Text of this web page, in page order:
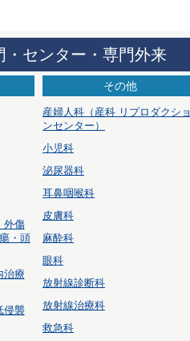
・センター・専門外来
外傷
・頭
治療
侵襲
その他
産婦人科 （産科 リプロダクショ
ンセンター）
小児科
泌尿器科
耳鼻咽喉科
皮膚科
麻酔科
眼科
放射線診断科
放射線治療科
救急科